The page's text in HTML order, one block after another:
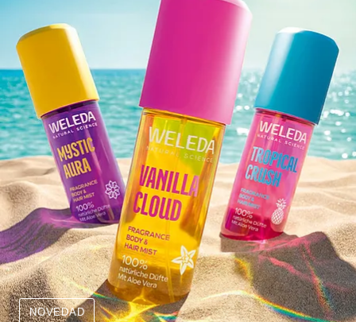
NOVEDAD